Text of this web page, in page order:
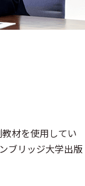
教材を使用してい
ブリッジ大学出版